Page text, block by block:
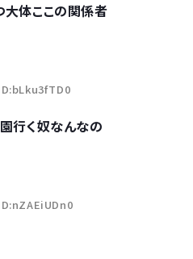
体ここの関係者
行く奴なんなの